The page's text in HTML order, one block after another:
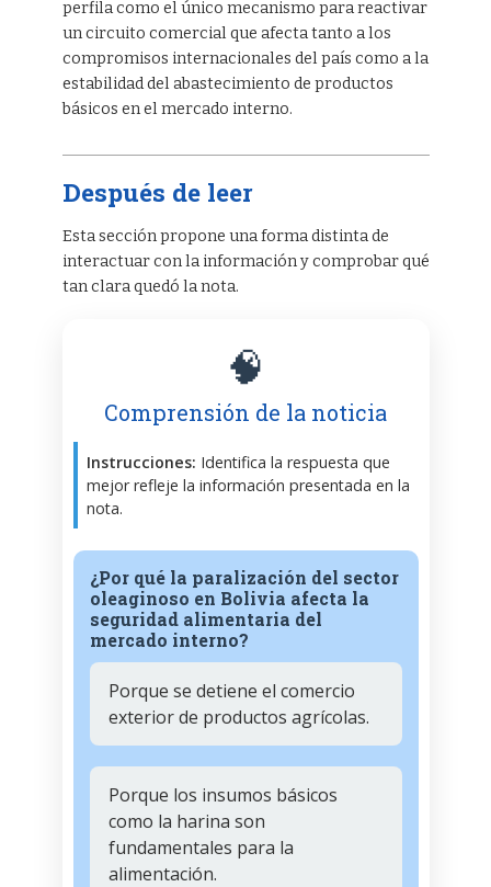
perfila como el único mecanismo para reactivar
un circuito comercial que afecta tanto a los
compromisos internacionales del país como a la
estabilidad del abastecimiento de productos
básicos en el mercado interno.
Después de leer
Esta sección propone una forma distinta de
interactuar con la información y comprobar qué
tan clara quedó la nota.
🧠
Comprensión de la noticia
Instrucciones: Identifica la respuesta que
mejor refleje la información presentada en la
nota.
¿Por qué la paralización del sector
oleaginoso en Bolivia afecta la
seguridad alimentaria del
mercado interno?
Porque se detiene el comercio
exterior de productos agrícolas.
Porque los insumos básicos
como la harina son
fundamentales para la
alimentación.